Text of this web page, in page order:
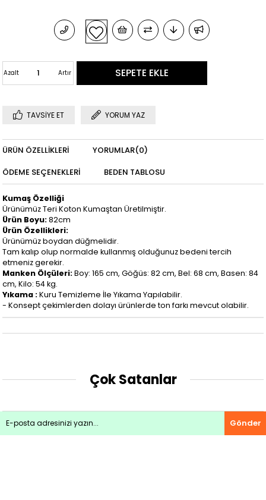
Artır
Azalt
TAVSIYE ET YORUM YAZ
ÜRÜN ÖZELLIKLERI YORUMLAR(0)
ÖDEME SEÇENEKLERI
BEDEN TABLOSU
Kumaş Özelliği
Ürünümüz Teri Koton Kumaştan Üretilmiştir.
Ürün Boyu:82cm
Ürün Özellikleri:
Ürünümüz boydan düğmelidir.
Tam kalıp olup normalde kullanmış olduğunuz bedeni tercih
etmeniz gerekir.
Manken Ölçüleri:Boy: 165 cm, Göğüs: 82 cm, Bel: 68 cm, Basen: 84
cm, Kilo: 54 kg.
Yıkama :Kuru Temizleme İle Yıkama Yapılabilir.
- Konsept çekimlerden dolayı ürünlerde ton farkı mevcut olabilir.
Çok Satanlar
Gönder